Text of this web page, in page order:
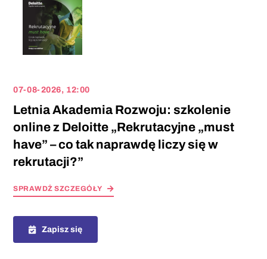
07-08-2026, 12:00
Letnia Akademia Rozwoju: szkolenie
online z Deloitte „Rekrutacyjne „must
have” – co tak naprawdę liczy się w
rekrutacji?”
SPRAWDŻ SZCZEGÓŁY
Zapisz się